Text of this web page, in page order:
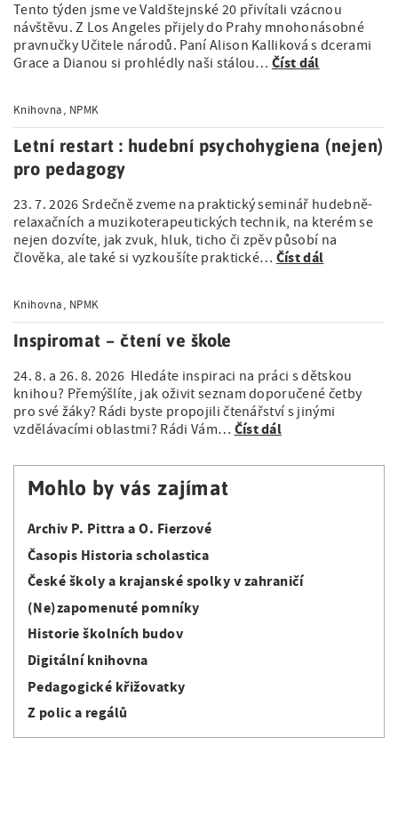
Tento týden jsme ve Valdštejnské 20 přivítali vzácnou
návštěvu. Z Los Angeles přijely do Prahy mnohonásobné
pravnučky Učitele národů. Paní Alison Kalliková s dcerami
Grace a Dianou si prohlédly naši stálou…Číst dál
Knihovna, NPMK
Letní restart : hudební psychohygiena (nejen)
pro pedagogy
23. 7. 2026 Srdečně zveme na praktický seminář hudebně-
relaxačních a muzikoterapeutických technik, na kterém se
nejen dozvíte, jak zvuk, hluk, ticho či zpěv působí na
člověka, ale také si vyzkoušíte praktické… Číst dál
Knihovna, NPMK
Inspiromat – čtení ve škole
24. 8. a 26. 8. 2026 Hledáte inspiraci na práci s dětskou
knihou? Přemýšlíte, jak oživit seznam doporučené četby
pro své žáky? Rádi byste propojili čtenářství s jinými
vzdělávacími oblastmi? Rádi Vám… Číst dál
Mohlo by vás zajímat
Archiv P. Pittra a O. Fierzové
Časopis Historia scholastica
České školy a krajanské spolky v zahraničí
(Ne)zapomenuté pomníky
Historie školních budov
Digitální knihovna
Pedagogické křižovatky
Z polic a regálů